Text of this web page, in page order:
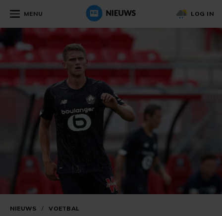
MENU LOG IN
NIEUWS / VOETBAL